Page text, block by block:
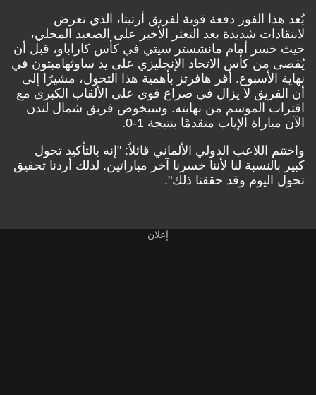
يُعد هذا الفوز دفعة قوية لفريق أرتيتا، الذي تعرض
لانتقادات شديدة بعد التعثر الأخير على الصعيد المحلي،
حيث خسر أمام مانشستر سيتي في كأس كاراباو، قبل أن
يُقصى من كأس الاتحاد الإنجليزي على يد ساوثهامبتون في
نهاية الأسبوع. أقر هافرتز بأهمية هذا التحول، مشيرًا إلى
أن الفريق لا يزال في صراع قوي على الألقاب الكبرى مع
اقتراب الموسم من نهايته. وسيخوض فريق شمال لندن
الآن مباراة الإياب متقدمًا بنتيجة 1-0.
واختتم اللاعب الدولي الألماني قائلاً: "إنه بالتأكيد تحول
كبير بالنسبة لنا لأننا خسرنا آخر مباراتين. لذلك أردنا تحقيق
تحول اليوم وقد حققنا ذلك".